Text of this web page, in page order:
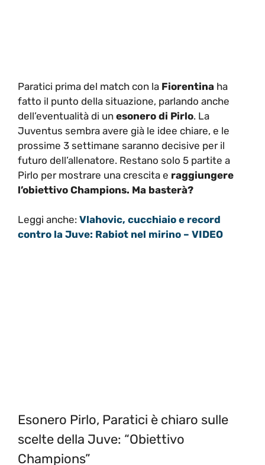
Paratici prima del match con la Fiorentina ha
fatto il punto della situazione, parlando anche
dell’eventualità di un esonero di Pirlo. La
Juventus sembra avere già le idee chiare, e le
prossime 3 settimane saranno decisive per il
futuro dell’allenatore. Restano solo 5 partite a
Pirlo per mostrare una crescita e raggiungere
l’obiettivo Champions. Ma basterà?
Leggi anche: Vlahovic, cucchiaio e record
contro la Juve: Rabiot nel mirino – VIDEO
Esonero Pirlo, Paratici è chiaro sulle
scelte della Juve: “Obiettivo
Champions”